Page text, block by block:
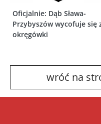
Oficjalnie: Dąb Sława-
Przybyszów wycofuje się
okręgówki
wróć na